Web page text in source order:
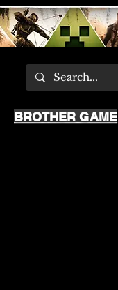
BROTHER GAME